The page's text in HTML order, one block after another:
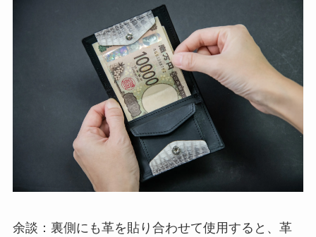
余談：裏側にも革を貼り合わせて使用すると、革